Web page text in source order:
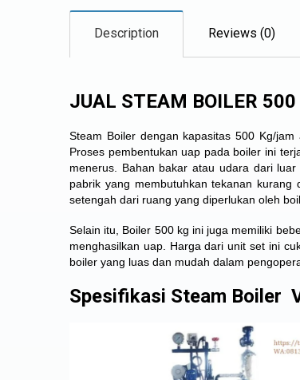
Description Reviews (0)
JUAL STEAM BOILER
Steam Boiler dengan kapasitas 500 Kg/
Proses pembentukan uap pada boiler ini
menerus. Bahan bakar atau udara dari
pabrik yang membutuhkan tekanan
setengah dari ruang yang diperlukan oleh
Selain itu, Boiler 500 kg ini juga memiliki
menghasilkan uap. Harga dari unit set ini
boiler yang luas dan mudah dalam
Spesifikasi Steam Boiler